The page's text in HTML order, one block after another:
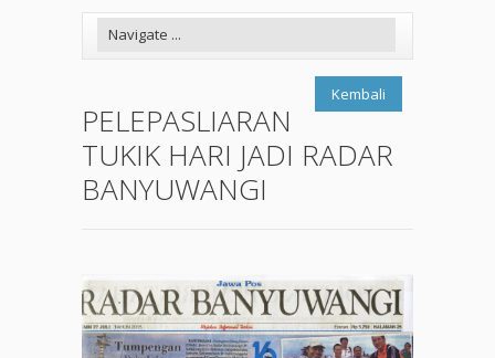
Kembali
PELEPASLIARAN
TUKIK HARI JADI RADAR
BANYUWANGI